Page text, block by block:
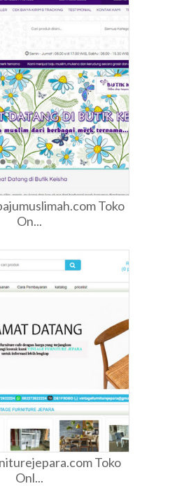
Toko
On...
Toko
Onl...